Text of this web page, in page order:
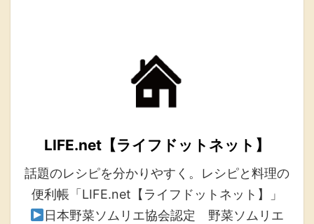
LIFE.net【ライフドットネット】
話題のレシピを分かりやすく。レシピと料理の
便利帳「LIFE.net【ライフドットネット】」
日本野菜ソムリエ協会認定 野菜ソムリエ